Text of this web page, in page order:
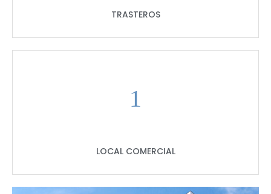
TRASTEROS
LOCAL COMERCIAL
1